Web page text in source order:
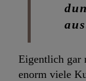
Eigentlich gar
enorm viele